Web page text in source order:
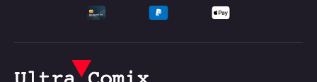
UNTERSTÜTZTE